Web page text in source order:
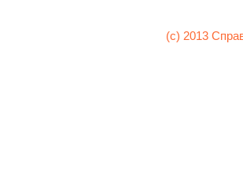
(c) 2013